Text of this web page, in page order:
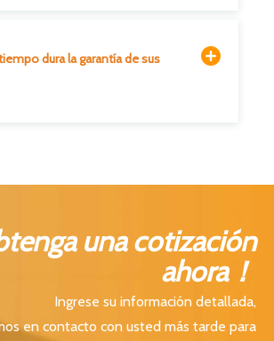
dura la garantía de sus
una cotización
ahora！
Ingrese su información detallada,
en contacto con usted más tarde para